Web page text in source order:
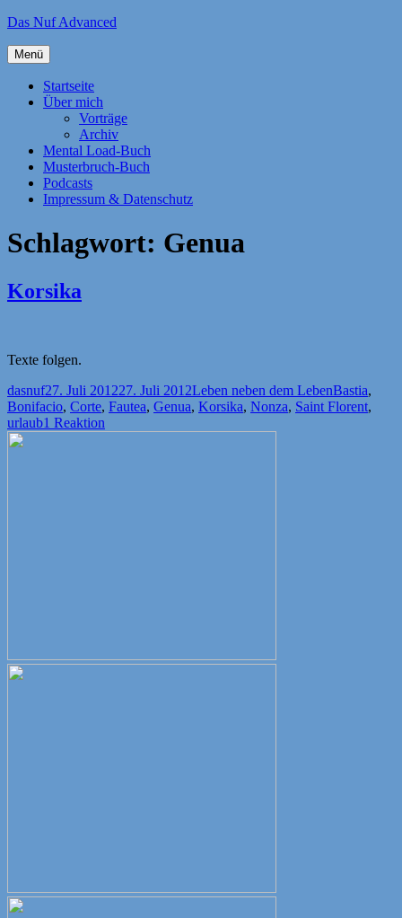
Zum
springen
Das Nuf Advanced
Menü
Startseite
Über mich
Vorträge
Archiv
Mental Load-Buch
Musterbruch-Buch
Podcasts
Impressum & Datenschutz
Schlagwort: Genua
Korsika
Texte folgen.
Autor
dasnufVeröffentlicht
am
27. Juli 201227. Juli 2012Kategorien
Leben neben dem LebenBastia,
Bonifacio, Corte, Fautea, Genua, Korsika, Nonza, Saint Florent,
urlaub1 Reaktion